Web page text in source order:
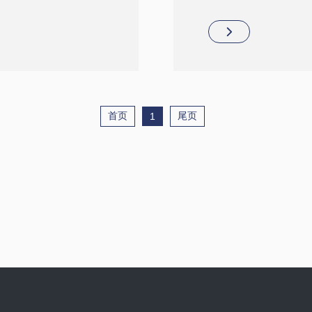
稳定性好等特点,为
Clin-TOF质谱仪于
NMPA认证的飞行时间
首页 1 尾页